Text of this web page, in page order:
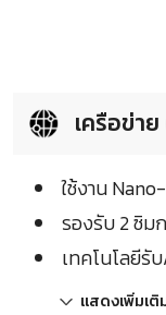
เครือข่า
ใช้งาน
รองรับ 2 ซิม
เทคโนโลยีรั
แสดงเพิ่มเติ